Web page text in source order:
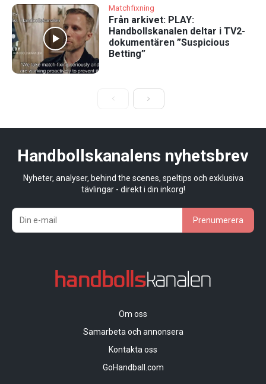
Matchfixning
Från arkivet: PLAY:
Handbollskanalen deltar i TV2-
dokumentären ”Suspicious
Betting”
Handbollskanalens nyhetsbrev
Nyheter, analyser, behind the scenes, speltips och exklusiva
tävlingar - direkt i din inkorg!
Prenumerera
Om oss
Samarbeta och annonsera
Kontakta oss
GoHandball.com